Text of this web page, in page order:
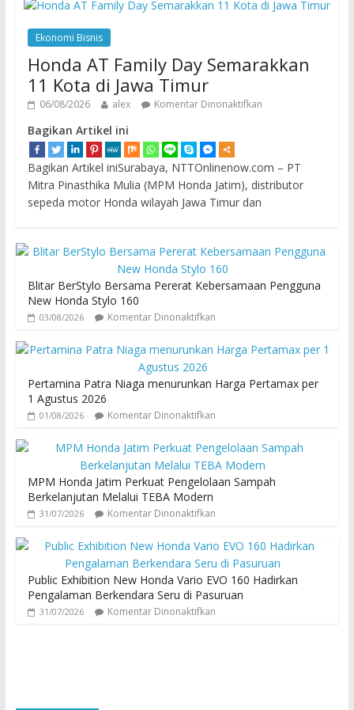
Ekonomi Bisnis
Honda AT Family Day Semarakkan
11 Kota di Jawa Timur
06/08/2026 alex Komentar Dinonaktifkan
Bagikan Artikel ini
Bagikan Artikel iniSurabaya, NTTOnlinenow.com – PT
Mitra Pinasthika Mulia (MPM Honda Jatim), distributor
sepeda motor Honda wilayah Jawa Timur dan
Blitar BerStylo Bersama Pererat Kebersamaan Pengguna
New Honda Stylo 160
03/08/2026 Komentar Dinonaktifkan
Pertamina Patra Niaga menurunkan Harga Pertamax per
1 Agustus 2026
01/08/2026 Komentar Dinonaktifkan
MPM Honda Jatim Perkuat Pengelolaan Sampah
Berkelanjutan Melalui TEBA Modern
31/07/2026 Komentar Dinonaktifkan
Public Exhibition New Honda Vario EVO 160 Hadirkan
Pengalaman Berkendara Seru di Pasuruan
31/07/2026 Komentar Dinonaktifkan